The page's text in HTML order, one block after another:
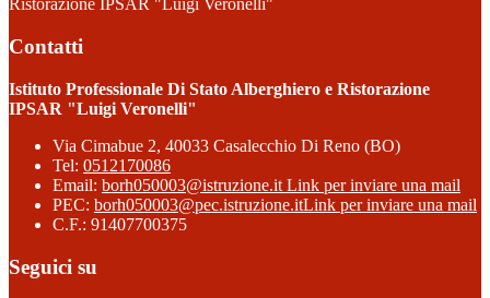
Ristorazione IPSAR "Luigi Veronelli"
Contatti
Istituto Professionale Di Stato Alberghiero e Ristorazione
IPSAR "Luigi Veronelli"
Via Cimabue 2, 40033 Casalecchio Di Reno (BO)
Tel: 0512170086
Email: borh050003@istruzione.it Link per inviare una mail
PEC: borh050003@pec.istruzione.itLink per inviare una mail
C.F.: 91407700375
Seguici su